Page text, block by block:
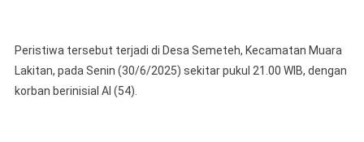
Peristiwa tersebut terjadi di Desa Semeteh, Kecamatan Muara
Lakitan, pada Senin (30/6/2025) sekitar pukul 21.00 WIB, dengan
korban berinisial AI (54).